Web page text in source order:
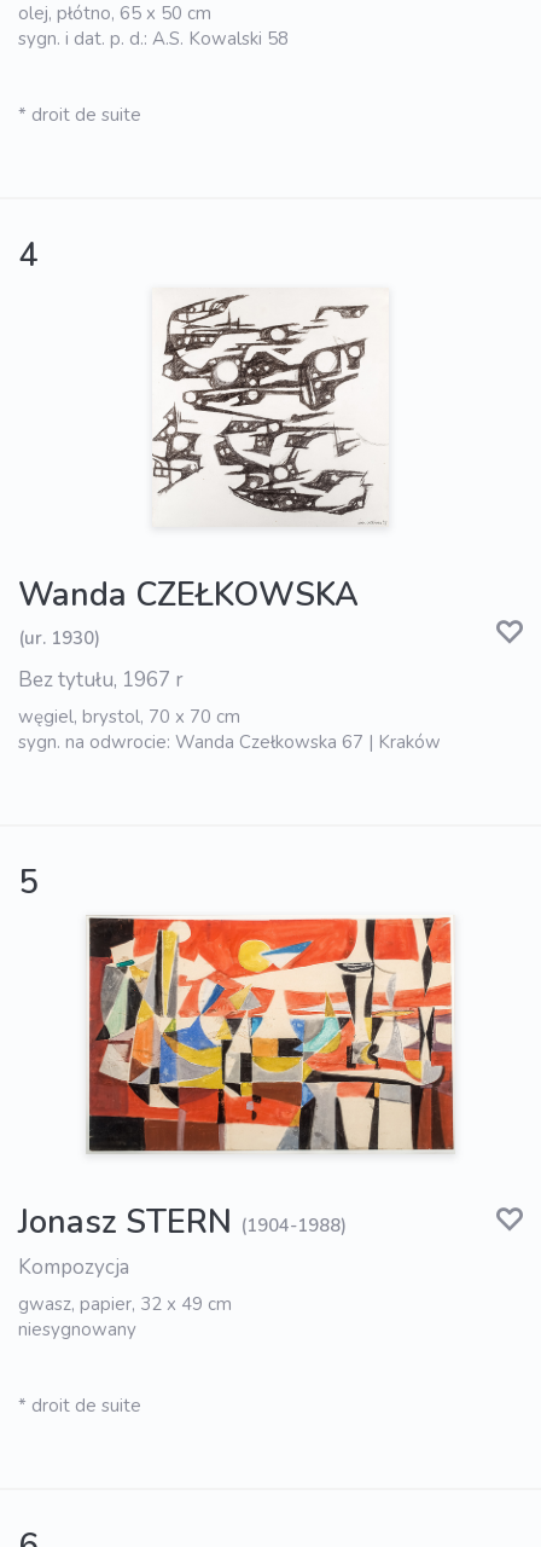
olej, płótno, 65 x 50 cm
sygn. i dat. p. d.: A.S. Kowalski 58
* droit de suite
4
Wanda CZEŁKOWSKA
(ur. 1930)
Bez tytułu, 1967 r
węgiel, brystol, 70 x 70 cm
sygn. na odwrocie: Wanda Czełkowska 67 | Kraków
5
Jonasz STERN (1904-1988)
Kompozycja
gwasz, papier, 32 x 49 cm
niesygnowany
* droit de suite